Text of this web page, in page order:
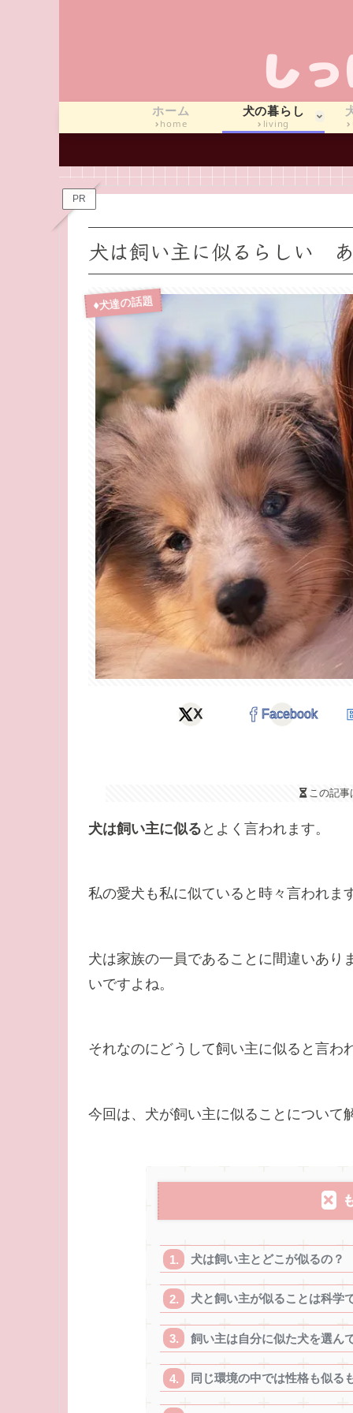
ホーム
home
犬の暮らし
living
PR
犬は飼い主に似るらしい
♦犬達の話題
X Facebook
この記事
犬は飼い主に似る とよく言われます。
私の愛犬も私に似ていると時々言われま
犬は家族の一員であることに間違いあり
いですよね。
それなのにどうして飼い主に似ると言わ
今回は、犬が飼い主に似ることについて
犬は飼い主とどこが似るの？
犬と飼い主が似ることは科学
飼い主は自分に似た犬を選ん
同じ環境の中では性格も似る